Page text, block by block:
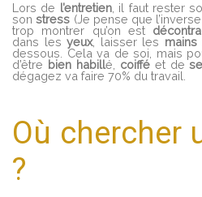
Lors de l’entretien, il faut rester
sonstress (Je pense que
trop montrer qu’on est
dans lesyeux, laisser les mains
dessous. Cela va de soi, mais
d’être bien habillé, coifféet de
dégagez va faire 70% du travail.
Où chercher
?